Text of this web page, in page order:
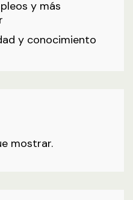
y más
y conocimiento
mostrar.